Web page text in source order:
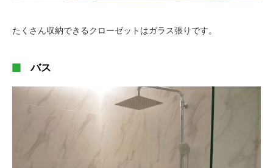
たくさん収納できるクローゼットはガラス張りです。
バス